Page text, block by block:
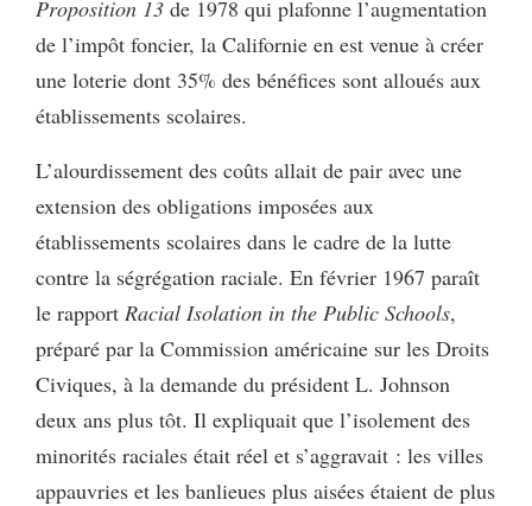
Proposition 13 de 1978 qui plafonne l’augmentation
de l’impôt foncier, la Californie en est venue à créer
une loterie dont 35% des bénéfices sont alloués aux
établissements scolaires.
L’alourdissement des coûts allait de pair avec une
extension des obligations imposées aux
établissements scolaires dans le cadre de la lutte
contre la ségrégation raciale. En février 1967 paraît
le rapport Racial Isolation in the Public Schools,
préparé par la Commission américaine sur les Droits
Civiques, à la demande du président L. Johnson
deux ans plus tôt. Il expliquait que l’isolement des
minorités raciales était réel et s’aggravait : les villes
appauvries et les banlieues plus aisées étaient de plus